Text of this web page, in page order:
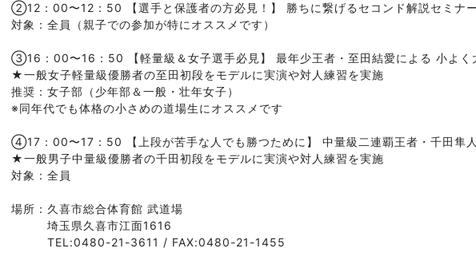
②12：00〜12：50 【選手と保護者の方必見！】 勝ちに繋げるセコンド解説セミナー
対象：全員（親子での参加が特にオススメです）
③16：00〜16：50 【軽量級＆女子選手必見】 最年少王者・至田結愛による 小よく
★一般女子軽量級優勝者の至田初段をモデルに実演や対人練習を実施
推奨：女子部（少年部＆一般・壮年女子）
※同年代でも体格の小さめの道場生にオススメです
④17：00〜17：50 【上段が苦手な人でも勝つために】 中量級二連覇王者・千田隼
★一般男子中量級優勝者の千田初段をモデルに実演や対人練習を実施
対象：全員
場所：久喜市総合体育館 武道場
埼玉県久喜市江面1616
TEL:0480-21-3611 / FAX:0480-21-1455